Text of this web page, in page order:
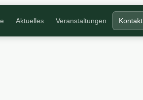
Aktuelles Veranstaltungen Kontakt